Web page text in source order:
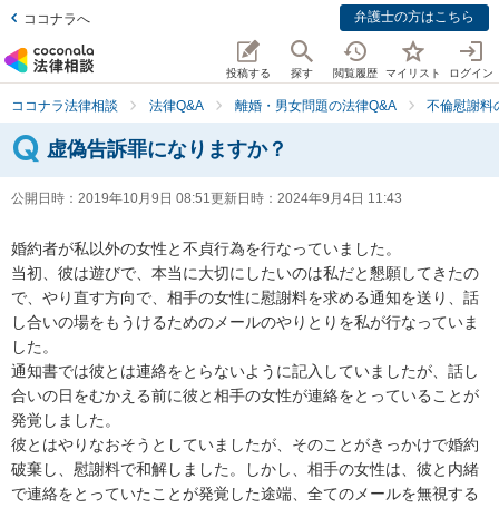
ココナラへ 弁護士の方はこちら
投稿する 探す 閲覧履歴 マイリスト ログイン
ココナラ法律相談 法律Q&A 離婚・男女問題の法律Q&A 不倫慰謝料
虚偽告訴罪になりますか？
公開日時： 2019年10月9日 08:51更新日時： 2024年9月4日 11:43
婚約者が私以外の女性と不貞行為を行なっていました。
当初、彼は遊びで、本当に大切にしたいのは私だと懇願してきたの
で、やり直す方向で、相手の女性に慰謝料を求める通知を送り、話
し合いの場をもうけるためのメールのやりとりを私が行なっていま
した。
通知書では彼とは連絡をとらないように記入していましたが、話し
合いの日をむかえる前に彼と相手の女性が連絡をとっていることが
発覚しました。
彼とはやりなおそうとしていましたが、そのことがきっかけで婚約
破棄し、慰謝料で和解しました。しかし、相手の女性は、彼と内緒
で連絡をとっていたことが発覚した途端、全てのメールを無視する